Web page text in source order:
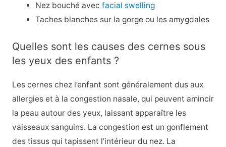
Nez bouché avecfacial swelling
Taches blanches sur la gorge ou les amygdales
Quelles sont les causes des cernes sous
les yeux des enfants ?
Les cernes chez l’enfant sont généralement dus aux
allergies et à la congestion nasale, qui peuvent amincir
la peau autour des yeux, laissant apparaître les
vaisseaux sanguins. La congestion est un gonflement
des tissus qui tapissent l’intérieur du nez. La